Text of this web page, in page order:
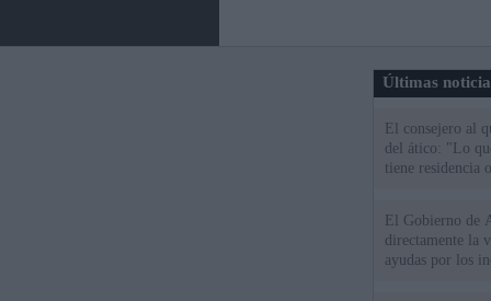
Últimas
El consejero al
del ático: "Lo
tiene residencia
El Gobierno de
directamente la
ayudas por los